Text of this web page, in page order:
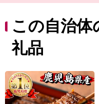
(国の重要伝統的建造物
り、往時の面影が今も
知られています。
この自治体
礼品